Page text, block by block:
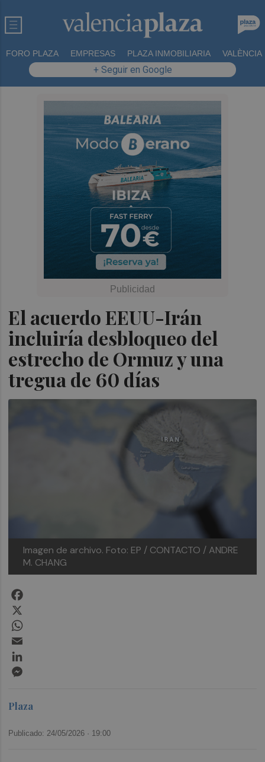
FORO PLAZA EMPRESAS PLAZA INMOBILIARIA VALÈNCIA
+ Seguir en Google
El acuerdo EEUU-Irán
incluiría desbloqueo del
estrecho de Ormuz y una
tregua de 60 días
Imagen de archivo. Foto: EP / CONTACTO / ANDRE
M. CHANG
Plaza
Publicado: 24/05/2026 · 19:00